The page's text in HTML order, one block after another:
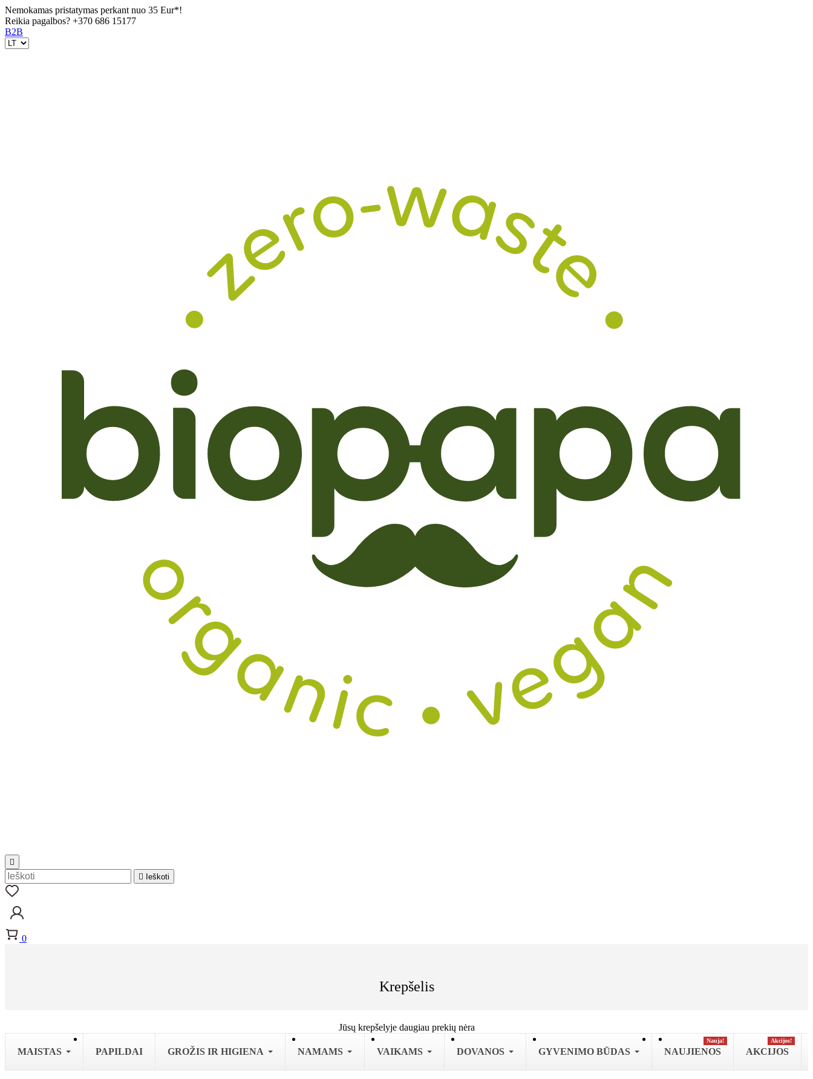
Nemokamas pristatymas perkant nuo 35 Eur*!
Reikia pagalbos? +370 686 15177
B2B


Ieškoti
0
Krepšelis
Jūsų krepšelyje daugiau prekių nėra
MAISTAS PAPILDAI GROŽIS IR HIGIENA NAMAMS VAIKAMS DOVANOS GYVENIMO BŪDAS NAUJIENOS
Nauja!
AKCIJOS
Аkcijos!